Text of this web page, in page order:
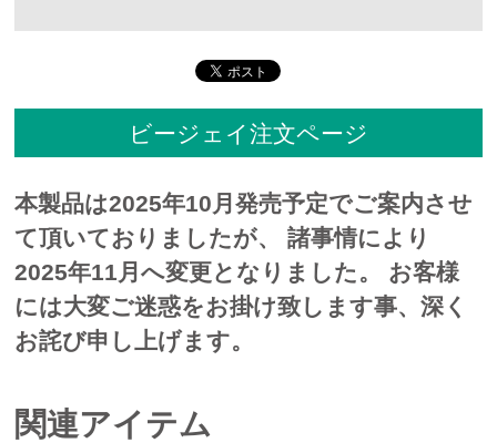
ビージェイ注文ページ
本製品は2025年10月発売予定でご案内させ
て頂いておりましたが、 諸事情により
2025年11月へ変更となりました。 お客様
には大変ご迷惑をお掛け致します事、深く
お詫び申し上げます。
関連アイテム